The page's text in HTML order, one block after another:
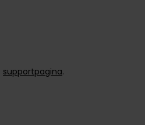
supportpagina.